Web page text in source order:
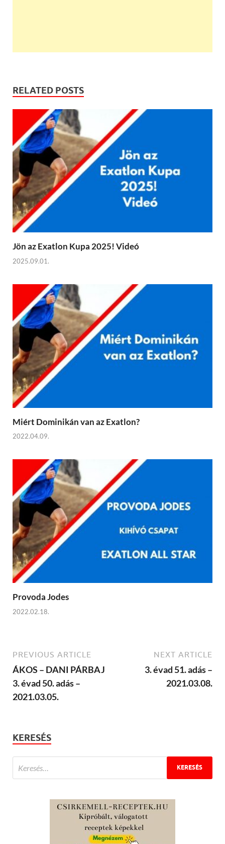
RELATED POSTS
Jön az Exatlon Kupa 2025! Videó
2025.09.01.
Miért Dominikán van az Exatlon?
2022.04.09.
Provoda Jodes
2022.02.18.
PREVIOUS ARTICLE
ÁKOS – DANI PÁRBAJ
3. évad 50. adás –
2021.03.05.
NEXT ARTICLE
3. évad 51. adás –
2021.03.08.
KERESÉS